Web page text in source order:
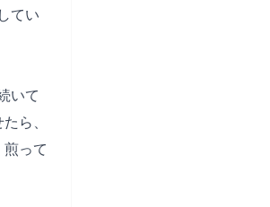
てい
いて
ら、
って